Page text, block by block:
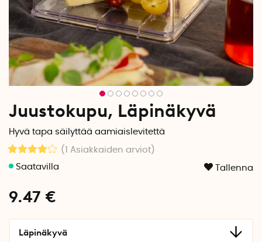
Juustokupu, Läpinäkyvä
Hyvä tapa säilyttää aamiaislevitettä
(1 Asiakkaiden arviot )
Tallenna
9.47 €
Läpinäkyvä